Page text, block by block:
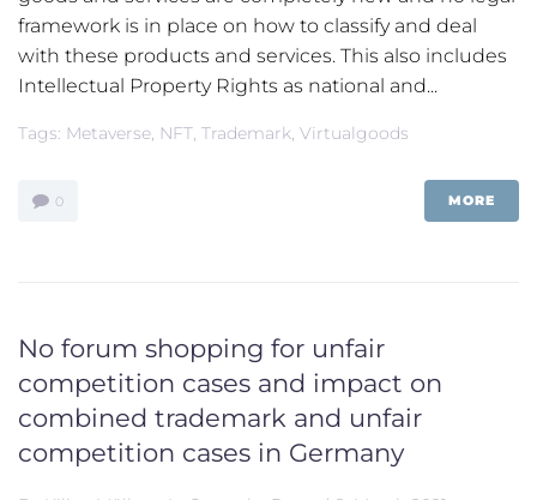
framework is in place on how to classify and deal
with these products and services. This also includes
Intellectual Property Rights as national and...
Tags: Metaverse, NFT, Trademark, Virtualgoods
0 MORE
No forum shopping for unfair
competition cases and impact on
combined trademark and unfair
competition cases in Germany